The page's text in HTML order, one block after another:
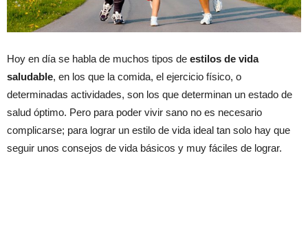
Hoy en día se habla de muchos tipos de estilos de vida
saludable, en los que la comida, el ejercicio físico, o
determinadas actividades, son los que determinan un estado de
salud óptimo. Pero para poder vivir sano no es necesario
complicarse; para lograr un estilo de vida ideal tan solo hay que
seguir unos consejos de vida básicos y muy fáciles de lograr.